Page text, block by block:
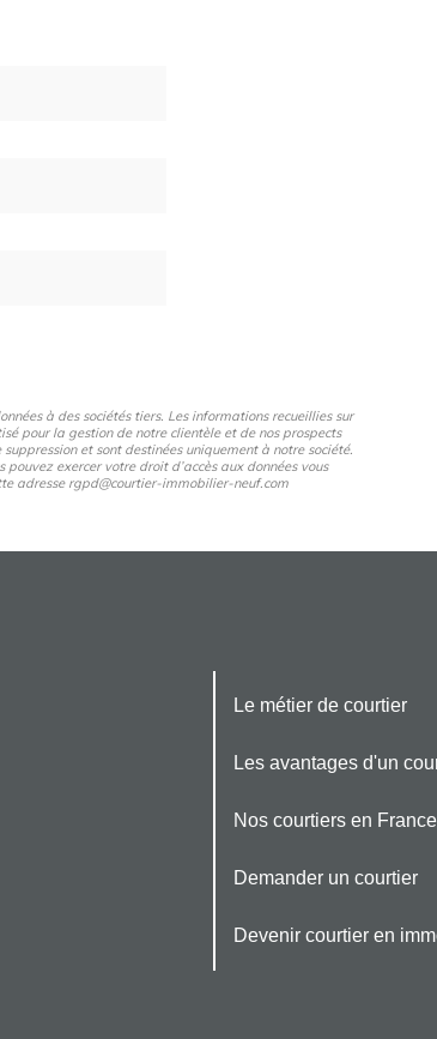
à des sociétés tiers. Les informations recueillies sur
pour la gestion de notre clientèle et de nos prospects
et sont destinées uniquement à notre société.
exercer votre droit d’accès aux données vous
adresse rgpd@courtier-immobilier-neuf.com
Le métier de courtier
Les avantages d'un
Nos courtiers en France
Demander un courtier
Devenir courtier en